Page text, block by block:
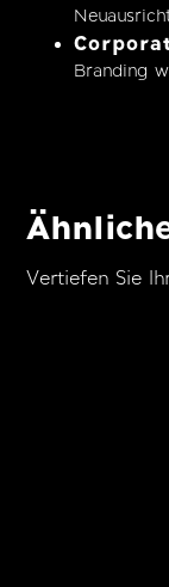
Branding
Vertiefen Sie